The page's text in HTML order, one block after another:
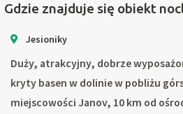
Gdzie znajduje się obiekt
Jesioniky
Duży, atrakcyjny, dobrze
kryty basen w dolinie w pobliżu
miejscowości Janov, 10 km od